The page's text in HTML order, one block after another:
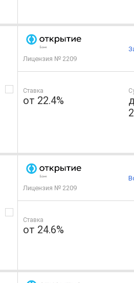
Лицензия № 2209
Ставка
от 22.4%
Лицензия № 2209
Ставка
от 24.6%